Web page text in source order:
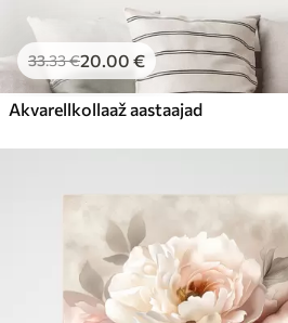
33.33€20.00 €
Akvarellkollaaž aastaajad